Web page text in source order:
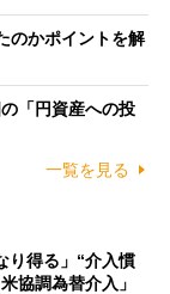
のかポイントを解
「円資産への投
一覧を見る
り得る」“介入慣
協調為替介入」